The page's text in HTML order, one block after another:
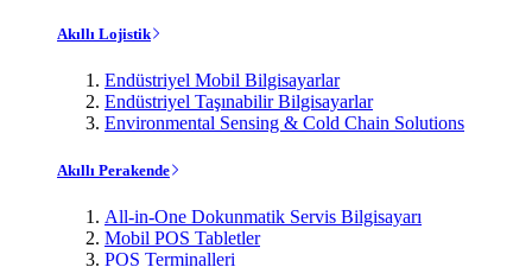
Akıllı Lojistik
Endüstriyel Mobil Bilgisayarlar
Endüstriyel Taşınabilir Bilgisayarlar
Environmental Sensing & Cold Chain Solutions
Akıllı Perakende
All-in-One Dokunmatik Servis Bilgisayarı
Mobil POS Tabletler
POS Terminalleri